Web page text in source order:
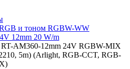
и тоном RGBW-WW
12mm 20 W/m
RT-AM360-12mm 24V RGBW-MIX
5m) (Arlight, RGB-CCT, RGB-